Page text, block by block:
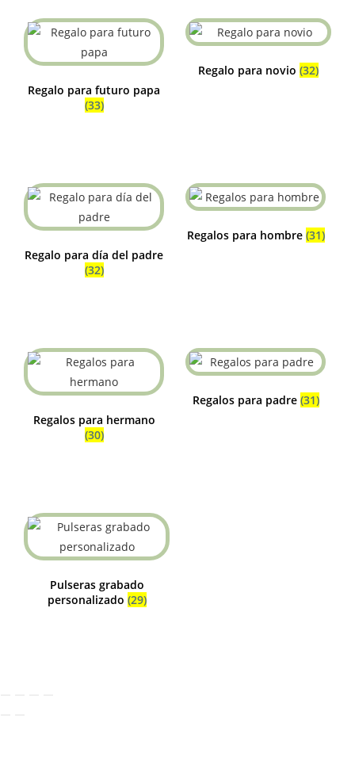
Regalo para futuro papa
(33)
Regalo para novio (32)
Regalo para día del padre
(32)
Regalos para hombre (31)
Regalos para hermano
(30)
Regalos para padre (31)
Pulseras grabado
personalizado (29)